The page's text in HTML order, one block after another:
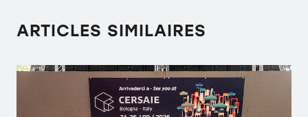
ARTICLES SIMILAIRES